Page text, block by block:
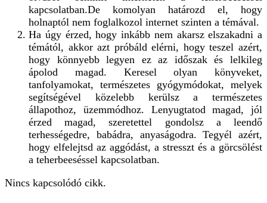
kapcsolatban.De komolyan határozd el, hogy
holnaptól nem foglalkozol internet szinten a témával.
Ha úgy érzed, hogy inkább nem akarsz elszakadni a
témától, akkor azt próbáld elérni, hogy teszel azért,
hogy könnyebb legyen ez az időszak és lelkileg
ápolod magad. Keresel olyan könyveket,
tanfolyamokat, természetes gyógymódokat, melyek
segítségével közelebb kerülsz a természetes
állapothoz, üzemmódhoz. Lenyugtatod magad, jól
érzed magad, szeretettel gondolsz a leendő
terhességedre, babádra, anyaságodra. Tegyél azért,
hogy elfelejtsd az aggódást, a stresszt és a görcsölést
a teherbeeséssel kapcsolatban.
Nincs kapcsolódó cikk.